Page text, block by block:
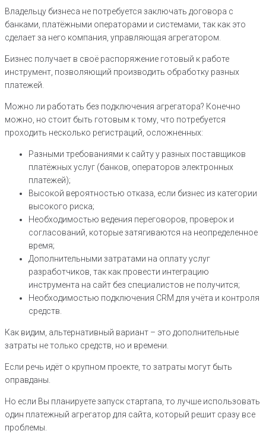
Владельцу бизнеса не потребуется заключать договора с
банками, платёжными операторами и системами, так как это
сделает за него компания, управляющая агрегатором.
Бизнес получает в своё распоряжение готовый к работе
инструмент, позволяющий производить обработку разных
платежей.
Можно ли работать без подключения агрегатора? Конечно
можно, но стоит быть готовым к тому, что потребуется
проходить несколько регистраций, осложненных:
Разными требованиями к сайту у разных поставщиков
платёжных услуг (банков, операторов электронных
платежей);
Высокой вероятностью отказа, если бизнес из категории
высокого риска;
Необходимостью ведения переговоров, проверок и
согласований, которые затягиваются на неопределенное
время;
Дополнительными затратами на оплату услуг
разработчиков, так как провести интеграцию
инструмента на сайт без специалистов не получится;
Необходимостью подключения CRM для учёта и контроля
средств.
Как видим, альтернативный вариант – это дополнительные
затраты не только средств, но и времени.
Если речь идёт о крупном проекте, то затраты могут быть
оправданы.
Но если Вы планируете запуск стартапа, то лучше использовать
один платежный агрегатор для сайта, который решит сразу все
проблемы.